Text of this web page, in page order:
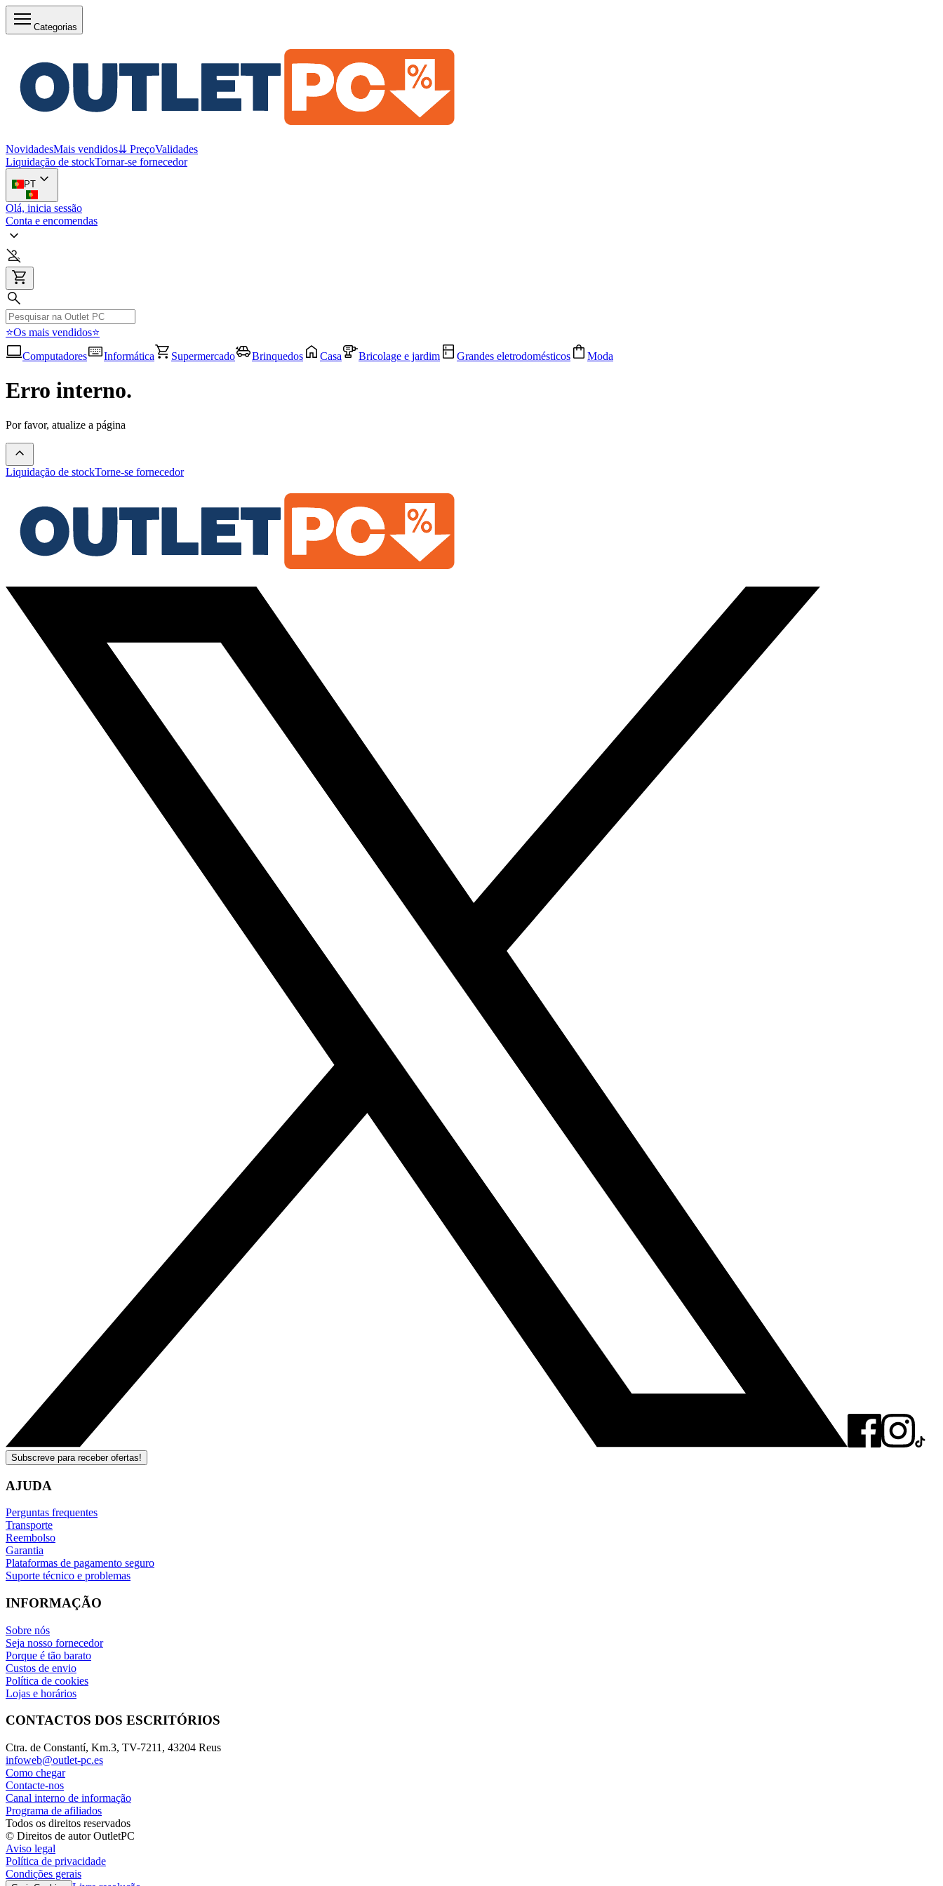
Categorias
NovidadesMais vendidos⇊ PreçoValidades
Liquidação de stockTornar-se fornecedor
PT
Olá, inicia sessão
Conta e encomendas
⭐Os mais vendidos⭐
Computadores
Informática Supermercado Brinquedos Casa Bricolage e jardim Grandes eletrodomésticos Moda
Erro interno.
Por favor, atualize a página
Liquidação de stockTorne-se fornecedor
Subscreve para receber ofertas!
AJUDA
Perguntas frequentes
Transporte
Reembolso
Garantia
Plataformas de pagamento seguro
Suporte técnico e problemas
INFORMAÇÃO
Sobre nós
Seja nosso fornecedor
Porque é tão barato
Custos de envio
Política de cookies
Lojas e horários
CONTACTOS DOS ESCRITÓRIOS
Ctra. de Constantí, Km.3, TV-7211, 43204 Reus
infoweb@outlet-pc.es
Como chegar
Contacte-nos
Canal interno de informação
Programa de afiliados
Todos os direitos reservados
© Direitos de autor OutletPC
Aviso legal
Política de privacidade
Condições gerais